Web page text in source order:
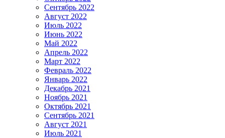
Сентябрь 2022
Август 2022
Июль 2022
Июнь 2022
Май 2022
Апрель 2022
Март 2022
Февраль 2022
Январь 2022
Декабрь 2021
Ноябрь 2021
Октябрь 2021
Сентябрь 2021
Август 2021
Июль 2021